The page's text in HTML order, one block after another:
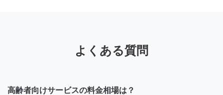
よくある質問
高齢者向けサービスの料金相場は？